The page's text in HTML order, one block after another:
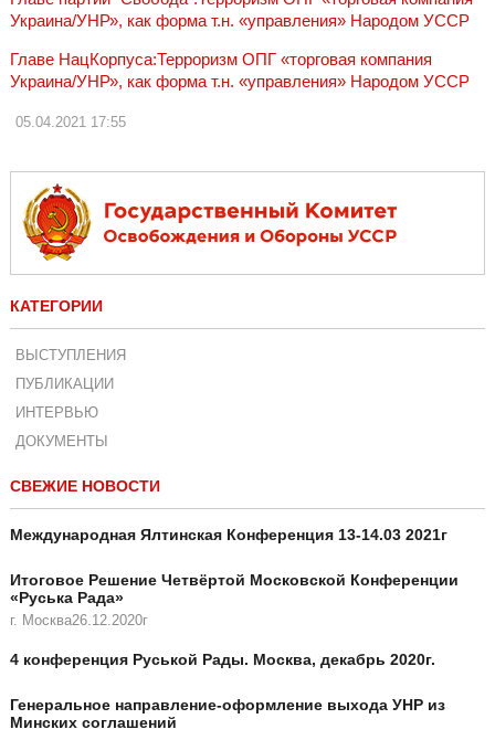
Украина/УНР», как форма т.н. «управления» Народом УССР
Главе НацКорпуса:Терроризм ОПГ «торговая компания
Украина/УНР», как форма т.н. «управления» Народом УССР
05.04.2021 17:55
КАТЕГОРИИ
ВЫСТУПЛЕНИЯ
ПУБЛИКАЦИИ
ИНТЕРВЬЮ
ДОКУМЕНТЫ
СВЕЖИЕ НОВОСТИ
Международная Ялтинская Конференция 13-14.03 2021г
Итоговое Решение Четвёртой Московской Конференции
«Руська Рада»
г. Москва26.12.2020г
4 конференция Руськой Рады. Москва, декабрь 2020г.
Генеральное направление-оформление выхода УНР из
Минских соглашений